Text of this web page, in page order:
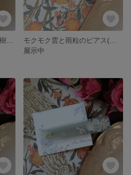
展示中